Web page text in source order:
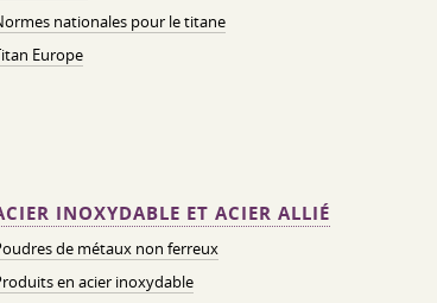
nationales pour le titane
Europe
INOXYDABLE ET ACIER ALLIÉ
de métaux non ferreux
en acier inoxydable